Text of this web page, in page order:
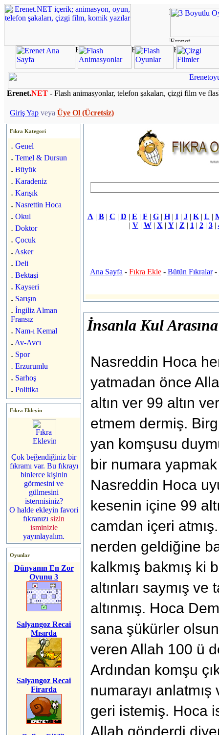
Erenet.NET - Flash animasyonlar, telefon şakaları, çizgi film ve
Giriş Yap veya Üye Ol (Ücretsiz)
Fıkra Kategori
Genel
Temel & Dursun
Büyük
Karadeniz
Karışık
Nasrettin Hoca
Okul
Doktor
Çocuk
Asker
Deli
Bektaşi
Kayseri
Sarışın
İngiliz Alman
Fransız
Nam-ı Kemal
Av-Avcı
Spor
Erzurumlu
Sarhoş
Politika
Fıkra Ekleyin
Çok beğendiğiniz bir
fıkramı var. Bu fıkrayı
binlerce kişinin
görmesini ve
gülmesini
istermisiniz?
O halde ekleyin favori
fıkranızı sizin
isminizle
yayınlayalım.
Oyunlar
Dünyanın En Zor
Oyunu 3
Salyangoz Recai
Mısırda
Salyangoz Recai
Firarda
A | B| C | D | E | F | G| H| I| J| K| L |
| V| W| X | Y| Z | 1 | 2| 3|
Ana Sayfa - Fıkra Ekle- Bütün Fıkralar-
İnsanla Kul
Nasreddin Hoca
yatmadan önce
altın ver 99 altın
etmem dermiş.
yan komşusu
bir numara
Nasreddin Hoca
kesenin içine 99
camdan içeri
nerden geldiğine
kalkmış bakmış ki
altınları saymış ve
altınmış. Hoca
sana şükürler olsun
veren Allah 100 ü
Ardından komşu
numarayı anlatmış
geri istemiş. Hoca
Allah gönderdi